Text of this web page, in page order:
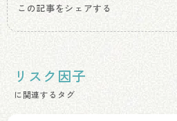
この記事をシェアする
リスク因子
に関連するタグ